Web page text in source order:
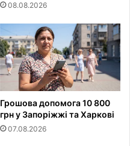
08.08.2026
Грошова допомога 10 800
грн у Запоріжжі та Харкові
07.08.2026